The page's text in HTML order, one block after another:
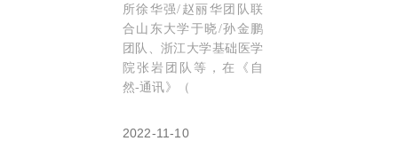
所徐华强/赵丽华团队联
合山东大学于晓/孙金鹏
团队、浙江大学基础医学
院张岩团队等，在《自
然-通讯》（
2022-11-10